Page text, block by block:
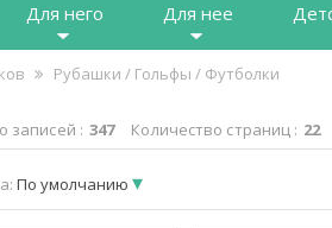
Для него Для нее
Рубашки / Гольфы / Футболки
записей : 347 Количество страниц : 22
По умолчанию